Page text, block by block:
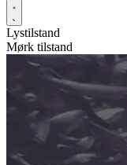
Lystilstand
Mørk tilstand